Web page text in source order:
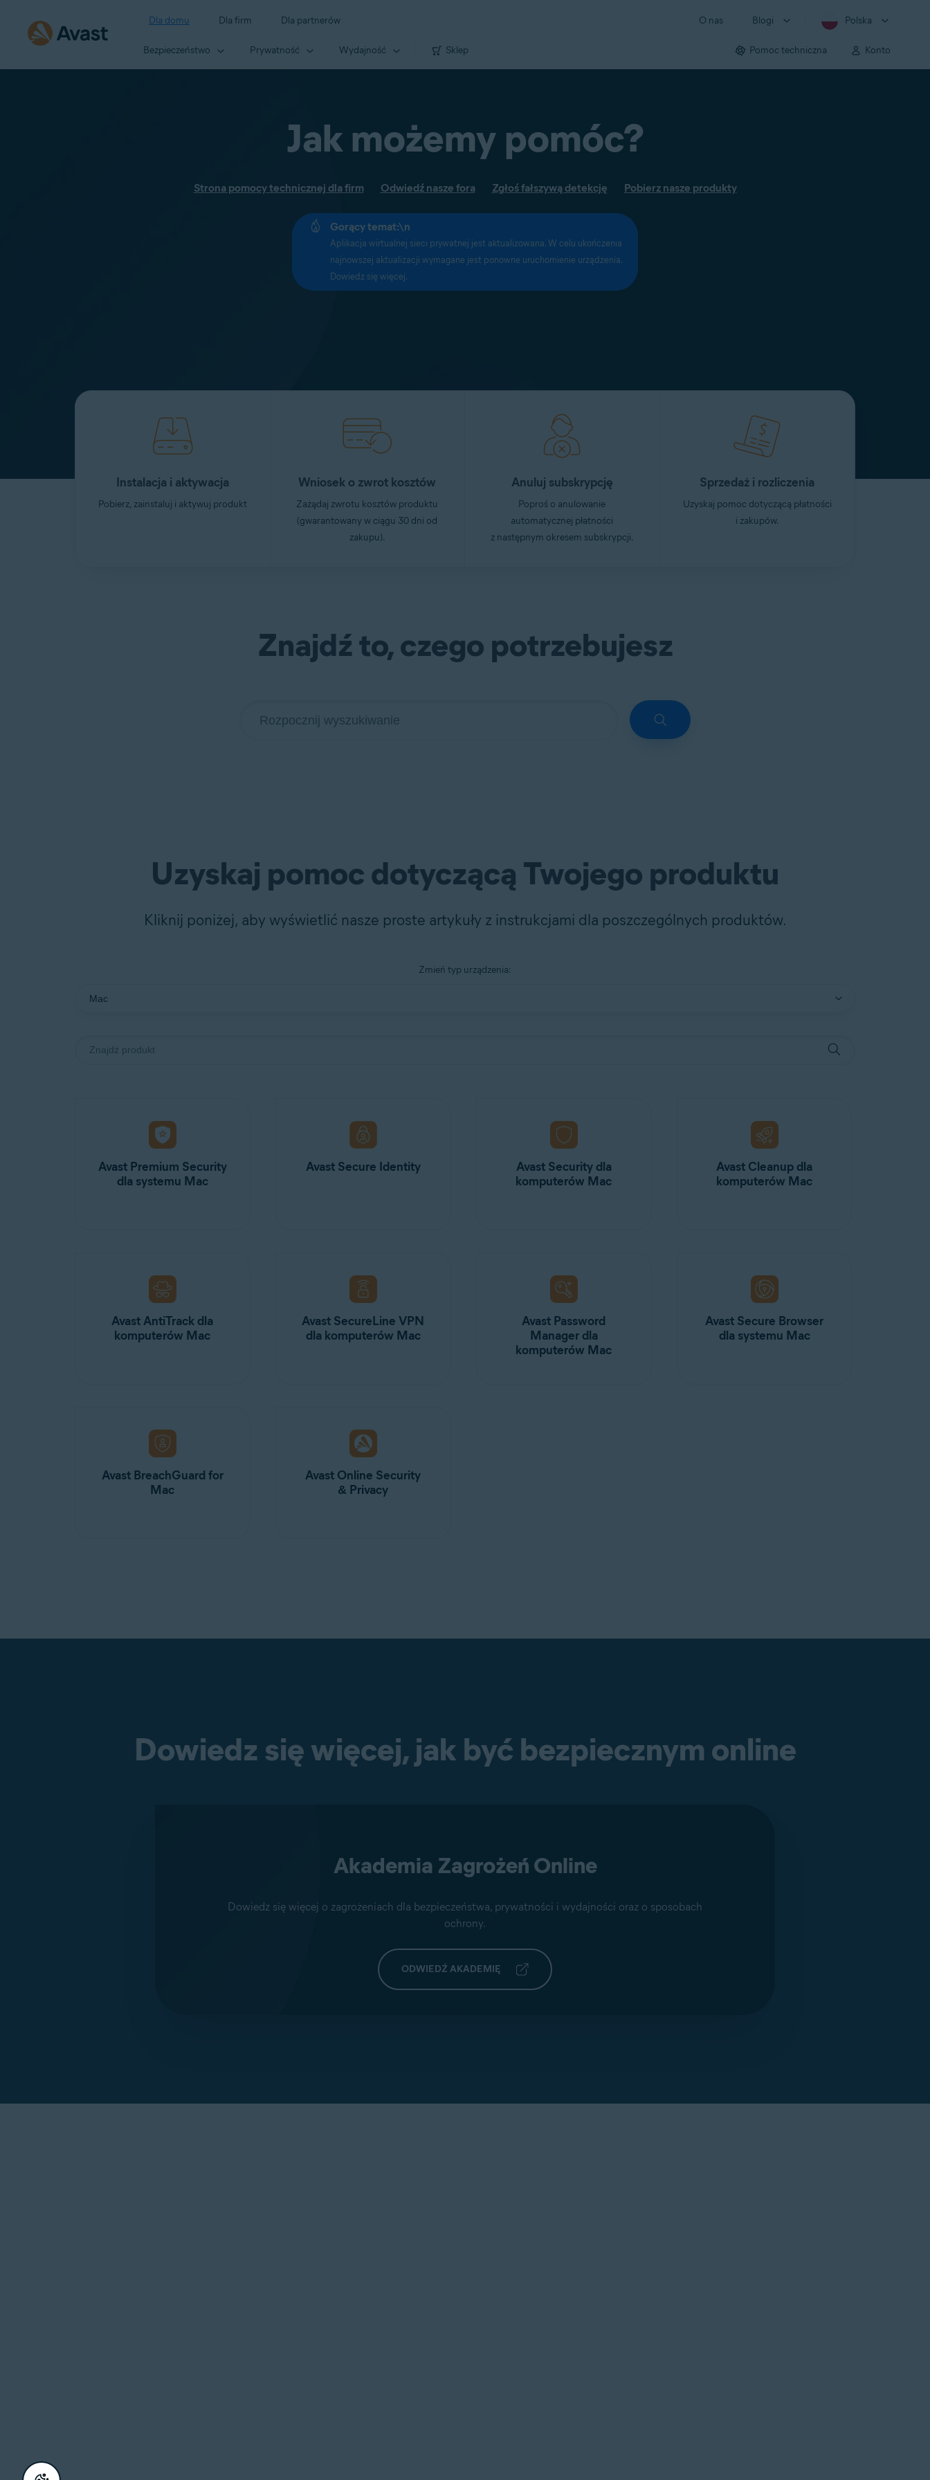
Dla domu Dla firm Dla partnerów O nas Blogi Polska
Bezpieczeństwo Prywatność Wydajność Sklep Pomoc techniczna Konto
Jak możemy pomóc?
Strona pomocy technicznej dla firm Odwiedź nasze fora Zgłoś fałszywą detekcję Pobierz nasze produkty
Gorący temat:\n
Aplikacja wirtualnej sieci prywatnej jest aktualizowana. W celu ukończenia
najnowszej aktualizacji wymagane jest ponowne uruchomienie urządzenia.
Dowiedz się więcej.
Instalacja i aktywacja
Pobierz, zainstaluj i aktywuj produkt
Wniosek o zwrot kosztów
Zażądaj zwrotu kosztów produktu
(gwarantowany w ciągu 30 dni od
zakupu).
Anuluj subskrypcję
Poproś o anulowanie
automatycznej płatności
z następnym okresem subskrypcji.
Sprzedaż i rozliczenia
Uzyskaj pomoc dotyczącą płatności
i zakupów.
Znajdź to, czego potrzebujesz
Uzyskaj pomoc dotyczącą Twojego produktu
Kliknij poniżej, aby wyświetlić nasze proste artykuły z instrukcjami dla poszczególnych produktów.
Zmień typ urządzenia:
Avast Premium Security
dla systemu Mac
Avast Secure Identity
Avast Security dla
komputerów Mac
Avast Cleanup dla
komputerów Mac
Avast AntiTrack dla
komputerów Mac
Avast SecureLine VPN
dla komputerów Mac
Avast Password
Manager dla
komputerów Mac
Avast Secure Browser
dla systemu Mac
Avast BreachGuard for
Mac
Avast Online Security
& Privacy
Dowiedz się więcej, jak być bezpiecznym online
Akademia Zagrożeń Online
Dowiedz się więcej o zagrożeniach dla bezpieczeństwa, prywatności i wydajności oraz o sposobach
ochrony.
ODWIEDŹ AKADEMIĘ